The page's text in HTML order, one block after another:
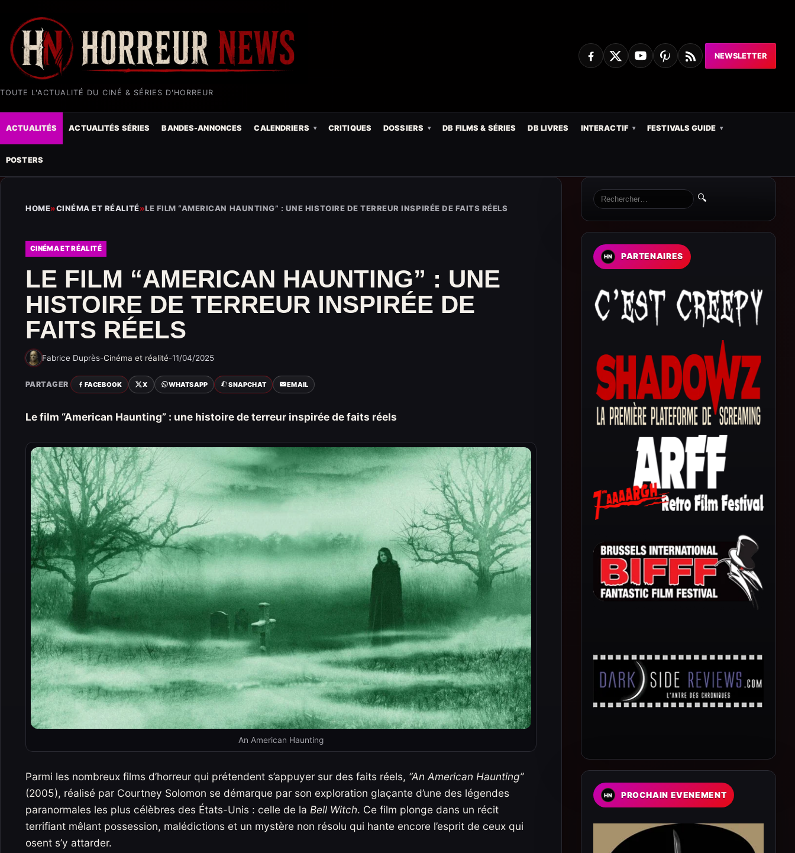
TOUTE L'ACTUALITÉ DU CINÉ & SÉRIES D'HORREUR
NEWSLETTER
ACTUALITÉS ACTUALITÉS SÉRIES BANDES-ANNONCES CALENDRIERS CRITIQUES DOSSIERS DB FILMS & SÉRIES DB LIVRES INTERACTIF FESTIVALS GUIDE
POSTERS
HOME»CINÉMA ET RÉALITÉ»LE FILM “AMERICAN HAUNTING” : UNE HISTOIRE DE TERREUR INSPIRÉE DE FAITS RÉELS
CINÉMA ET RÉALITÉ
LE FILM “AMERICAN HAUNTING” : UNE
HISTOIRE DE TERREUR INSPIRÉE DE
FAITS RÉELS
Fabrice Duprès-Cinéma et réalité-11/04/2025
PARTAGER FACEBOOK X WHATSAPP SNAPCHAT EMAIL
Le film “American Haunting” : une histoire de terreur inspirée de faits réels
An American Haunting
Parmi les nombreux films d’horreur qui prétendent s’appuyer sur des faits réels, “An American Haunting”
(2005), réalisé par Courtney Solomon se démarque par son exploration glaçante d’une des légendes
paranormales les plus célèbres des États-Unis : celle de la Bell Witch. Ce film plonge dans un récit
terrifiant mêlant possession, malédictions et un mystère non résolu qui hante encore l’esprit de ceux qui
osent s’y attarder.
🔍
PARTENAIRES
PROCHAIN EVENEMENT